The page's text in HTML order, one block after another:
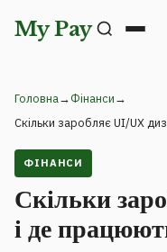
My Pay
Головна→Фінанси→
Скільки заробляє UI/UX
ФІНАНСИ
Скільки
і де